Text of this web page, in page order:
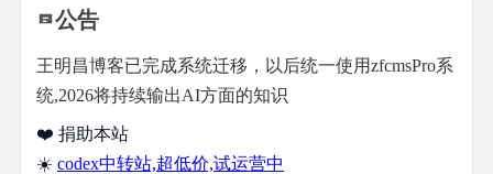
公告
王明昌博客已完成系统迁移，以后统一使用zfcmsPro系
统,2026将持续输出AI方面的知识
❤️ 捐助本站
☀️ codex中转站,超低价,试运营中